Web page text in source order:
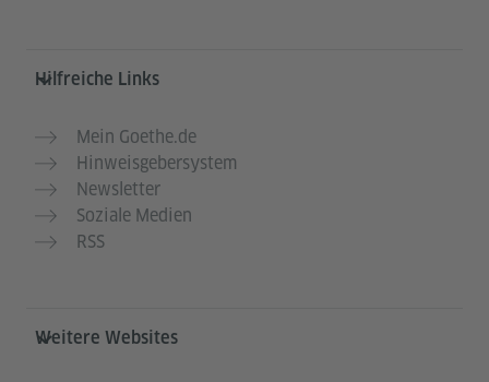
Hilfreiche Links
Mein Goethe.de
Hinweisgebersystem
Newsletter
Soziale Medien
RSS
Weitere Websites